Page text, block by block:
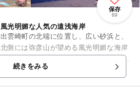
保存
89
光明媚な人気の遠浅海岸
雲崎町の北端に位置し、広い砂浜と、
側には弥彦山が望める風光明媚な海岸
穏やかで、家族連れに大人気です。 毎
続きをみる